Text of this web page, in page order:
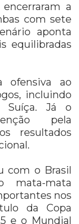
a
com sete
aponta
equilibradas
ofensiva ao
incluindo
Suíça. Já o
pela
resultados
com o Brasil
mata
nos
da Copa
e o Mundial